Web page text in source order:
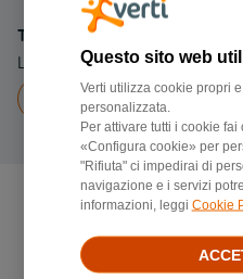
Telefono
Linea fissa 0523519545
Chiama a
Negozi di
Questo sito web
Verti utilizza cookie propri
personalizzata.
Per attivare tutti i cookie
«Configura cookie» per
"Rifiuta" ci impedirai di
navigazione e i servizi
informazioni, leggi Cookie